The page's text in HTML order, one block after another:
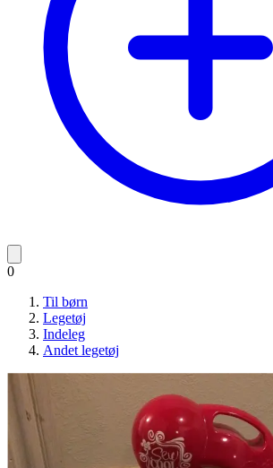
0
Til børn
Legetøj
Indeleg
Andet legetøj